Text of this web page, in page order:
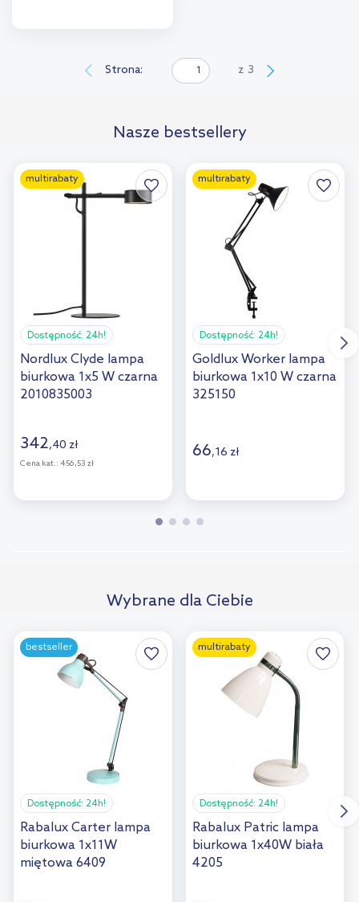
Strona: z 3
Nasze bestsellery
multirabaty
Dostępność: 24h!
Nordlux Clyde lampa
biurkowa 1x5 W czarna
2010835003
342,40 zł
Cena kat.: 456,53 zł
multirabaty
Dostępność: 24h!
Goldlux Worker lampa
biurkowa 1x10 W czarna
325150
66,16 zł
Wybrane dla Ciebie
bestseller
Dostępność: 24h!
Rabalux Carter lampa
biurkowa 1x11W
miętowa 6409
multirabaty
Dostępność: 24h!
Rabalux Patric lampa
biurkowa 1x40W biała
4205